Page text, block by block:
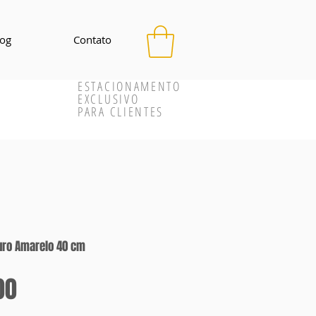
Contato
ESTACIONAMENTO
EXCLUSIVO
PARA CLIENTES
Amarelo 40 cm
Preço